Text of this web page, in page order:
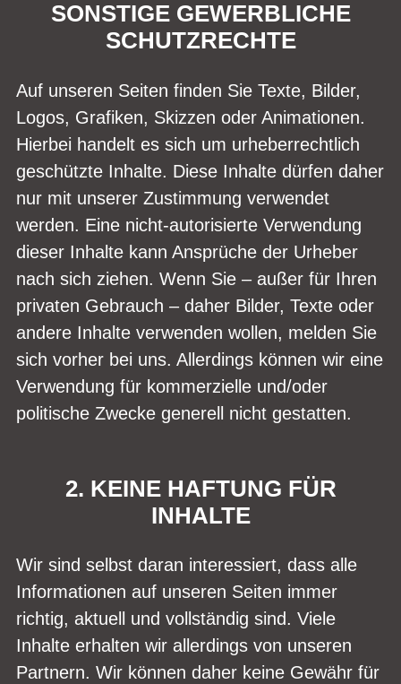
SONSTIGE GEWERBLICHE
SCHUTZRECHTE
Auf unseren Seiten finden Sie Texte, Bilder,
Logos, Grafiken, Skizzen oder Animationen.
Hierbei handelt es sich um urheberrechtlich
geschützte Inhalte. Diese Inhalte dürfen daher
nur mit unserer Zustimmung verwendet
werden. Eine nicht-autorisierte Verwendung
dieser Inhalte kann Ansprüche der Urheber
nach sich ziehen. Wenn Sie – außer für Ihren
privaten Gebrauch – daher Bilder, Texte oder
andere Inhalte verwenden wollen, melden Sie
sich vorher bei uns. Allerdings können wir eine
Verwendung für kommerzielle und/oder
politische Zwecke generell nicht gestatten.
2. KEINE HAFTUNG FÜR
INHALTE
Wir sind selbst daran interessiert, dass alle
Informationen auf unseren Seiten immer
richtig, aktuell und vollständig sind. Viele
Inhalte erhalten wir allerdings von unseren
Partnern. Wir können daher keine Gewähr für